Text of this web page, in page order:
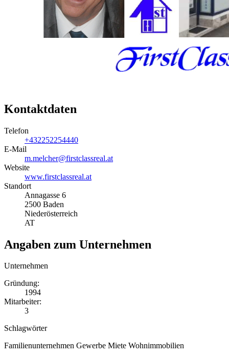
Kontaktdaten
Telefon
+432252254440
E-Mail
m.melcher@firstclassreal.at
Website
www.firstclassreal.at
Standort
Annagasse 6
2500 Baden
Niederösterreich
AT
Angaben zum Unternehmen
Unternehmen
Gründung:
1994
Mitarbeiter:
3
Schlagwörter
Familienunternehmen Gewerbe Miete Wohnimmobilien